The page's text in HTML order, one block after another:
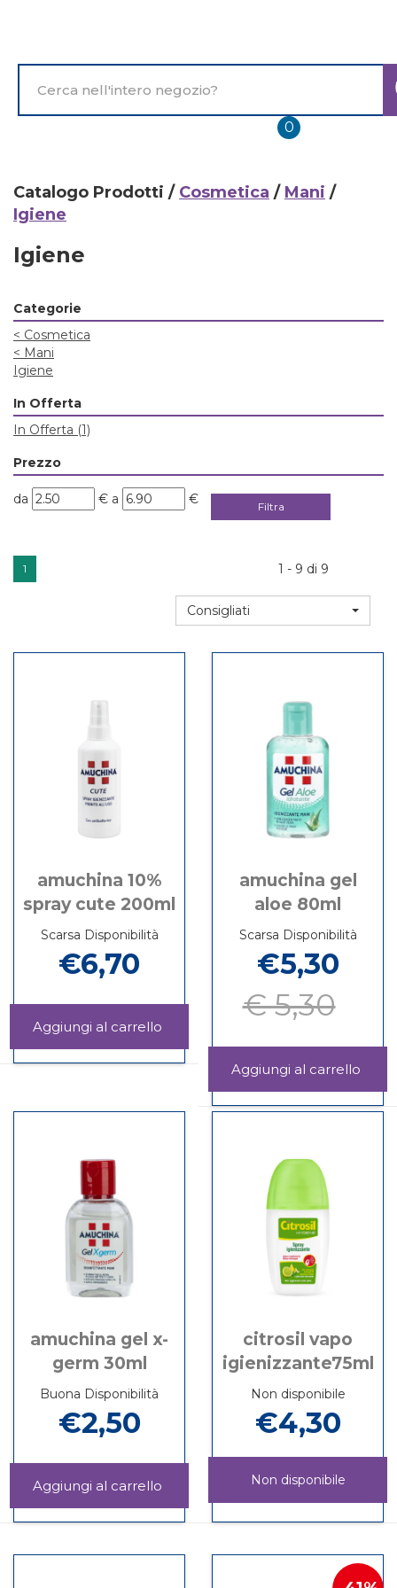
principale
Prodotto
0prodotti
inseriti
Catalogo Prodotti / Cosmetica / Mani /
Igiene
Igiene
Categorie
< Cosmetica
< Mani
Igiene
In Offerta
In Offerta (1)
Prezzo
filtra
da
da €
filtra
a
a €
1 1 - 9 di 9
Consigliati
amuchina 10%
spray cute 200ml
Scarsa Disponibilità
€6,70
Aggiungi AMUCHINA
SPRAY
200ML al
carrello
Informazioni
su AMUCHINA
CUTE
amuchina gel
aloe 80ml
Scarsa Disponibilità
€5,30
€ 5,30
Informazioni
su AMUCHINA
80ML
amuchina gel x-
germ 30ml
Buona Disponibilità
€2,50
Aggiungi AMUCHINA
X-
30ML al
Informazioni
su AMUCHINA
X-
citrosil vapo
igienizzante75ml
Non disponibile
€4,30
Non disponibile
VAPO
disponibile
su CITROSIL